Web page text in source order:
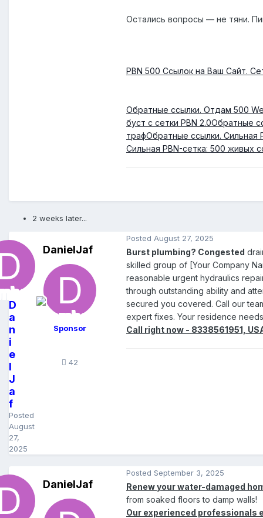
Остались вопросы — не тяни.
PBN 500 Ссылок на Ваш Сайт.
Обратные ссылки. Отдам 500
буст с сетки PBN 2.0Обратные
трафОбратные ссылки. Сильная
Сильная PBN-сетка: 500 живых
2 weeks later...
D
a
n
i
e
l
J
a
f
Posted
August
27,
2025
DanielJaf
Sponsor
42
Posted August 27, 2025
Burst plumbing? Congested
skilled group of [Your Company
reasonable urgent hydraulics
through outstanding ability and
secured you covered. Call our
expert fixes. Your residence
Call right now - 8338561951,
DanielJaf
Posted September 3, 2025
Renew your water-damaged
from soaked floors to damp walls!
Our experienced professionals